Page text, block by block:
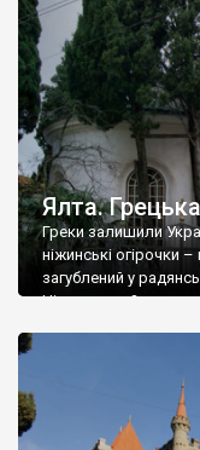
Ялта.
Греки залишили
ніжинські огірочки
загублений у
Ніжин греки?